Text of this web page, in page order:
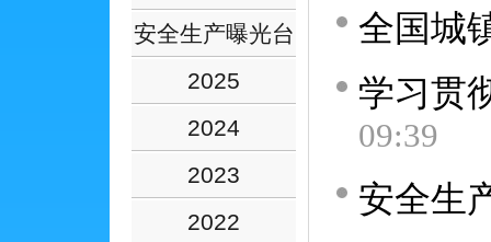
安全生产曝光台
2025
2024
2023
2022
全国城
学习贯
09:39
安全生